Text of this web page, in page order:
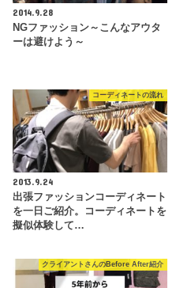
2014.9.28
NGファッション～こんなアウタ
ーは避けよう～
コーディネートの流れ
2013.9.24
出張ファッションコーディネート
を一日ご紹介。コーディネートを
擬似体験して…
クライアントさんのBefore After紹介